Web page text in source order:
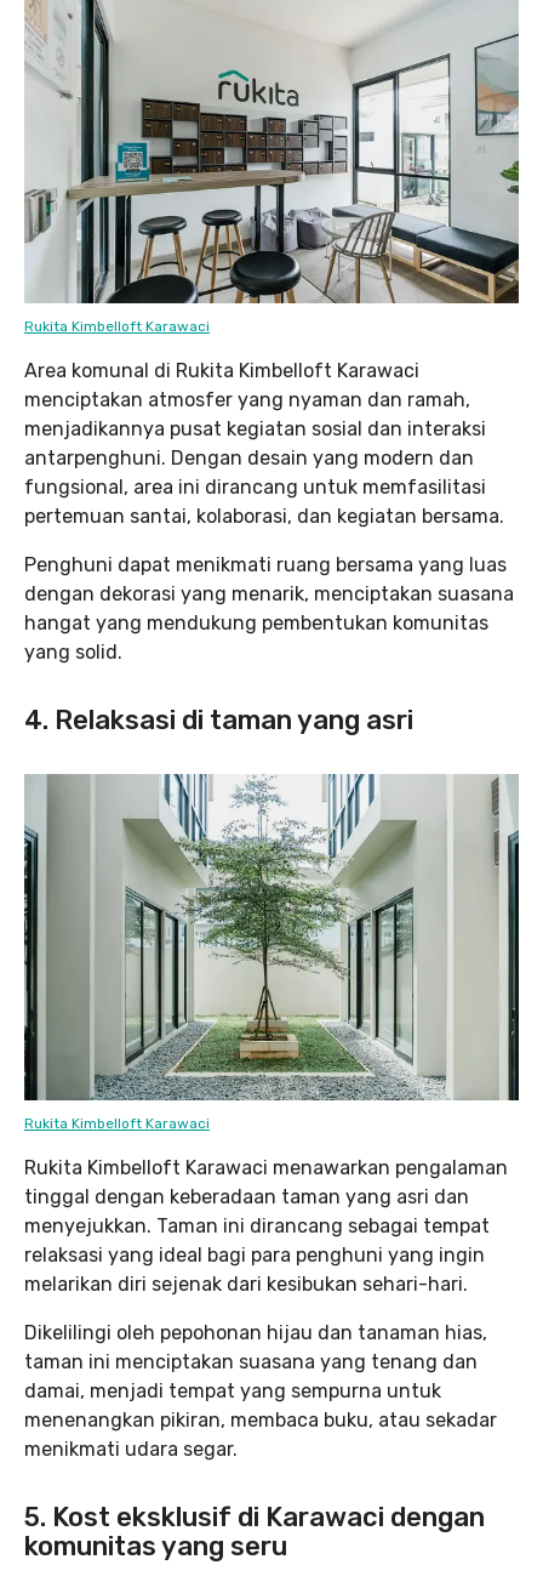
Rukita Kimbelloft Karawaci
Area komunal di Rukita Kimbelloft Karawaci
menciptakan atmosfer yang nyaman dan ramah,
menjadikannya pusat kegiatan sosial dan interaksi
antarpenghuni. Dengan desain yang modern dan
fungsional, area ini dirancang untuk memfasilitasi
pertemuan santai, kolaborasi, dan kegiatan bersama.
Penghuni dapat menikmati ruang bersama yang luas
dengan dekorasi yang menarik, menciptakan suasana
hangat yang mendukung pembentukan komunitas
yang solid.
4. Relaksasi di taman yang asri
Rukita Kimbelloft Karawaci
Rukita Kimbelloft Karawaci menawarkan pengalaman
tinggal dengan keberadaan taman yang asri dan
menyejukkan. Taman ini dirancang sebagai tempat
relaksasi yang ideal bagi para penghuni yang ingin
melarikan diri sejenak dari kesibukan sehari-hari.
Dikelilingi oleh pepohonan hijau dan tanaman hias,
taman ini menciptakan suasana yang tenang dan
damai, menjadi tempat yang sempurna untuk
menenangkan pikiran, membaca buku, atau sekadar
menikmati udara segar.
5. Kost eksklusif di Karawaci dengan
komunitas yang seru